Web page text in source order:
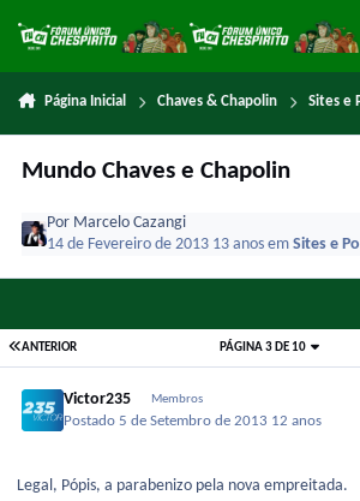
Página Inicial Chaves & Chapolin Sites e
Mundo Chaves e Chapolin
Por Marcelo Cazangi
14 de Fevereiro de 2013 13 anosemSites e
ANTERIOR PÁGINA 3 DE 10
Victor235 Membros
Postado 5 de Setembro de 2013 12 anos
Legal, Pópis, a parabenizo pela nova empreitada.